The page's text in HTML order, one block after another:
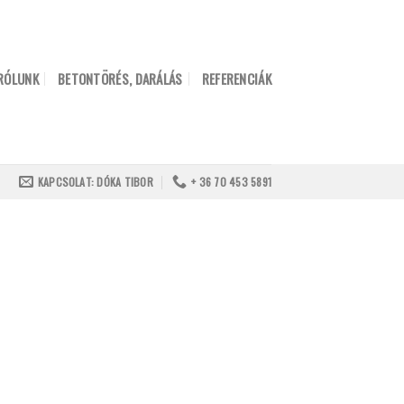
BETONTÖRÉS, DARÁLÁS REFERENCIÁK
KAPCSOLAT: DÓKA TIBOR + 36 70 453 5891